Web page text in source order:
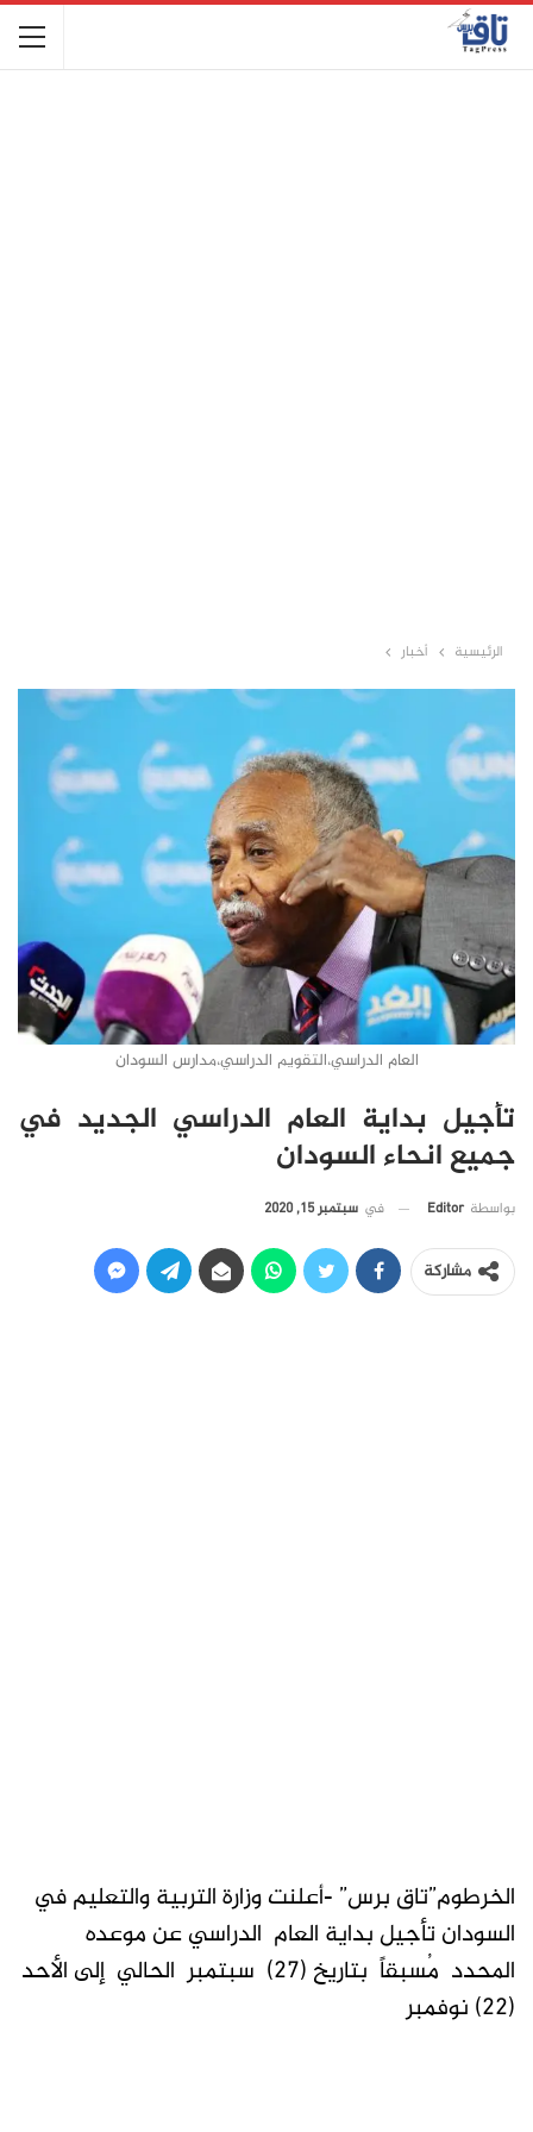
الرئيسية أخبار
العام الدراسي،التقويم الدراسي،مدارس السودان
تأجيل بداية العام الدراسي الجديد في
جميع انحاء السودان
بواسطة Editor في سبتمبر 15, 2020
مشاركة
الخرطوم”تاق برس” -أعلنت وزارة التربية والتعليم في
السودان تأجيل بداية العام الدراسي عن موعده
المحدد مُسبقاً بتاريخ (٢٧) سبتمبر الحالي إلى الأحد
(٢٢) نوفمبر